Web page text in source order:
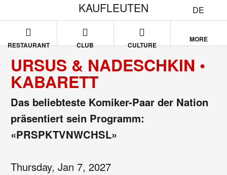
DE
KAUFLEUTEN
RESTAURANT CLUB CULTURE
MORE
URSUS & NADESCHKIN •
KABARETT
Das beliebteste Komiker-Paar der Nation
präsentiert sein Programm:
«PRSPKTVNWCHSL»
Thursday, Jan 7, 2027